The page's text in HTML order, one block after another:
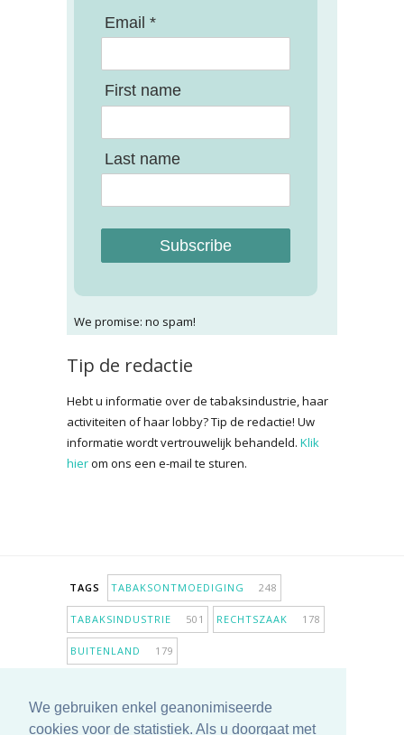
We gebruiken enkel geanonimiseerde
cookies voor de statistiek. Als u doorgaat met
Email *
First name
Last name
Subscribe
We promise: no spam!
Tip de redactie
Hebt u informatie over de tabaksindustrie, haar
activiteiten of haar lobby? Tip de redactie! Uw
informatie wordt vertrouwelijk behandeld. Klik
hierom ons een e-mail te sturen.
TAGS TABAKSONTMOEDIGING 248
TABAKSINDUSTRIE 501 RECHTSZAAK 178
BUITENLAND 179
ANTIROOKBELEID306 ONDERZOEK